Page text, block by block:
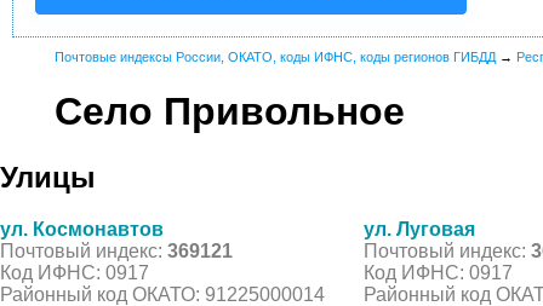
Почтовые индексы России, ОКАТО, коды ИФНС, коды регионов ГИБДД →
Село Привольное
Улицы
ул. Космонавтов
Почтовый индекс: 369121
Код ИФНС: 0917
Районный код ОКАТО: 91225000014
ул. Луговая
Почтовый индекс:
Код ИФНС: 0917
Районный код